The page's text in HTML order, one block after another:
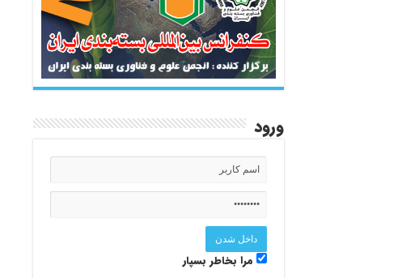
ورود
مرا بخاطر بسپار